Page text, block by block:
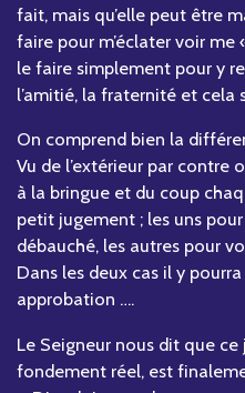
fait, mais qu’elle peut être
faire pour m’éclater voir
le faire simplement pour y
l’amitié, la fraternité et cela
On comprend bien la
Vu de l’extérieur par
à la bringue et du coup
petit jugement ; les uns
débauché, les autres pour
Dans les deux cas il y
approbation ….
Le Seigneur nous dit que
fondement réel, est